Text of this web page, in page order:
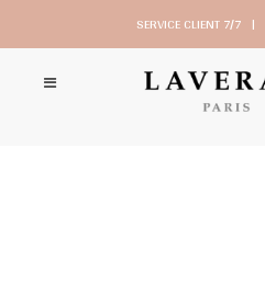
SERVICE CLIENT 7/7 |